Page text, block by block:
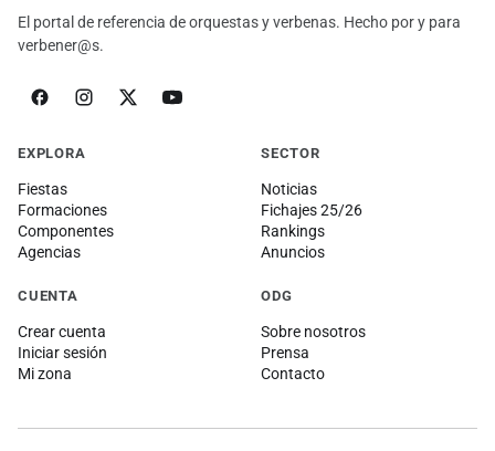
El portal de referencia de orquestas y verbenas. Hecho por y para
verbener@s.
EXPLORA
Fiestas
Formaciones
Componentes
Agencias
SECTOR
Noticias
Fichajes 25/26
Rankings
Anuncios
CUENTA
Crear cuenta
Iniciar sesión
Mi zona
ODG
Sobre nosotros
Prensa
Contacto